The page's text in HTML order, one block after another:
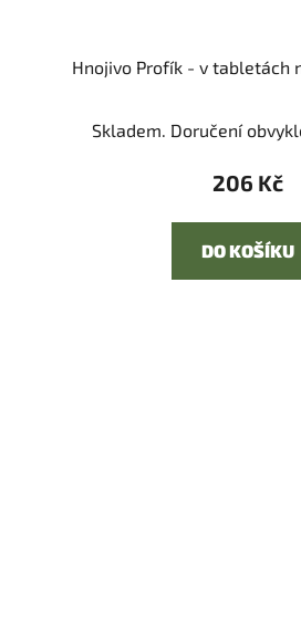
Hnojivo Profík - v tabletách
Skladem. Doručení
206 Kč
DO KOŠÍKU